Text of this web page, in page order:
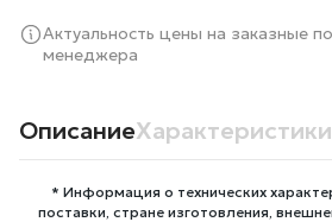
Актуальность цены на заказные
менеджера
ОписаниеХарактеристики
* Информация о технических
поставки, стране изготовления,